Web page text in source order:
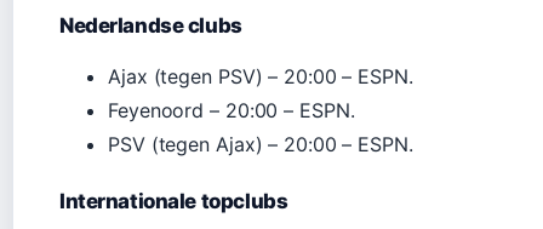
Nederlandse clubs
Ajax (tegen PSV) – 20:00 – ESPN.
Feyenoord – 20:00 – ESPN.
PSV (tegen Ajax) – 20:00 – ESPN.
Internationale topclubs